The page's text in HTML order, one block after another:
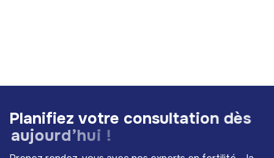
Planifiez votre consultation dès
aujourd’hui !